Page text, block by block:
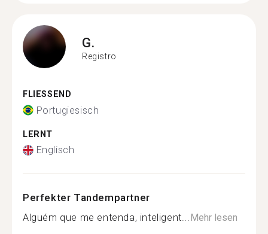
G.
Registro
FLIESSEND
Portugiesisch
LERNT
Englisch
Perfekter Tandempartner
Alguém que me entenda, inteligent...Mehr lesen